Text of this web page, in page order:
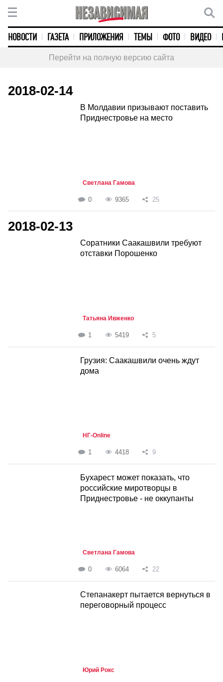
НОВОСТИ ГАЗЕТА ПРИЛОЖЕНИЯ ТЕМЫ ФОТО ВИДЕО
Перейти на полную версию сайта
2018-02-14
В Молдавии призывают поставить
Приднестровье на место
Светлана Гамова
0 9365 25
2018-02-13
Соратники Саакашвили требуют
отставки Порошенко
Татьяна Ивженко
1 5419 5
Грузия: Саакашвили очень ждут
дома
НГ-Online
1 4418 9
Бухарест может показать, что
российские миротворцы в
Приднестровье - не оккупанты
Светлана Гамова
0 6064 22
Степанакерт пытается вернуться в
переговорный процесс
Юрий Рокс